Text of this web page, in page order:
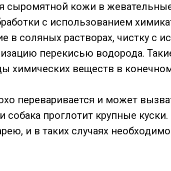
сыромятной кожи в
с использованием
в соляных растворах, чистку с
перекисью водорода.
химических веществ в
переваривается и может
собака проглотит крупные
и в таких случаях